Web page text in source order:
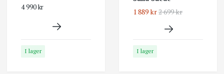
4 990 kr
I lager
1 889 kr2 699 kr
I lager